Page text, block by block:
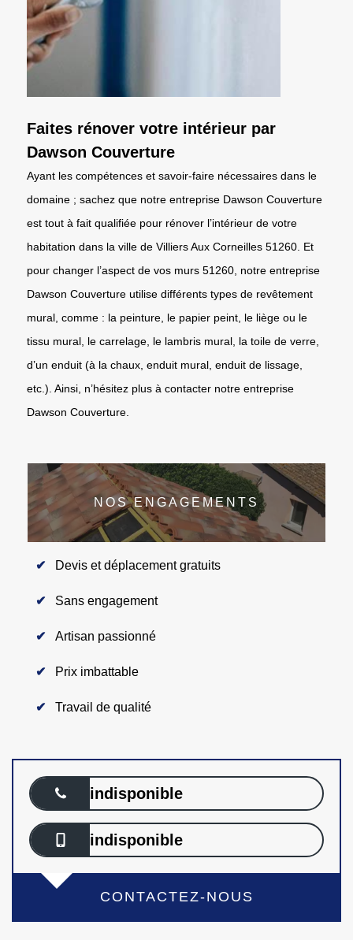
Faites rénover votre intérieur par
Dawson Couverture
Ayant les compétences et savoir-faire nécessaires dans le
domaine ; sachez que notre entreprise Dawson Couverture
est tout à fait qualifiée pour rénover l’intérieur de votre
habitation dans la ville de Villiers Aux Corneilles 51260. Et
pour changer l’aspect de vos murs 51260, notre entreprise
Dawson Couverture utilise différents types de revêtement
mural, comme : la peinture, le papier peint, le liège ou le
tissu mural, le carrelage, le lambris mural, la toile de verre,
d’un enduit (à la chaux, enduit mural, enduit de lissage,
etc.). Ainsi, n’hésitez plus à contacter notre entreprise
Dawson Couverture.
NOS ENGAGEMENTS
Devis et déplacement gratuits
Sans engagement
Artisan passionné
Prix imbattable
Travail de qualité
indisponible
indisponible
CONTACTEZ-NOUS